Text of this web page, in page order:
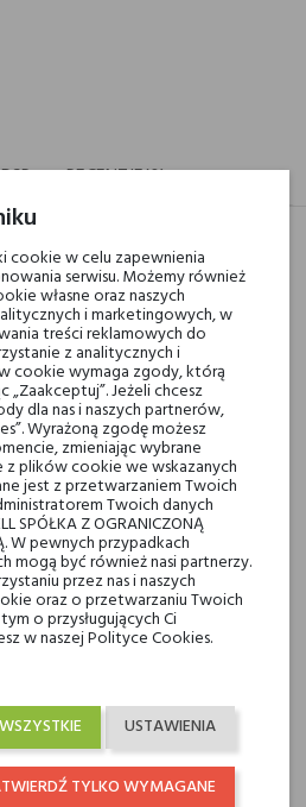
RECENZJE(0)
Kawa, Liść fiołka,
Czerwone owoce,
Davana i Cytrusy
Skóra, Korzeń irysa,
Nasiona marchwi i Liść
pomarańczy
Paczula, Drzewo
sandałowe i Bursztyn
wody perfumowane
dla niej
cookie w celu zapewnienia
serwisu. Możemy również
własne oraz naszych
i marketingowych, w
treści reklamowych do
z analitycznych i
cookie wymaga zgody, którą
„Zaakceptuj”. Jeżeli chcesz
dla nas i naszych partnerów,
Wyrażoną zgodę możesz
zmieniając wybrane
z plików cookie we wskazanych
jest z przetwarzaniem Twoich
Twoich danych
SPÓŁKA Z OGRANICZONĄ
W pewnych przypadkach
mogą być również nasi partnerzy.
przez nas i naszych
oraz o przetwarzaniu Twoich
o przysługujących Ci
w naszej Polityce Cookies.
USTAWIENIA
TYLKO WYMAGANE